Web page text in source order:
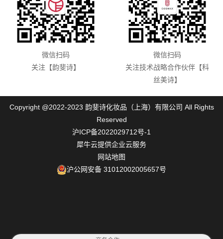
微信扫码
关注【韵斐诗】
微信扫码
关注技术战略合作伙伴【科
丝美诗】
Copyright @2022-2023 韵斐诗化妆品（上海）有限公司 All Rights
Reserved
沪ICP备2022029712号-1
犀牛云提供企业云服务
网站地图
沪公网安备 31012002005657号